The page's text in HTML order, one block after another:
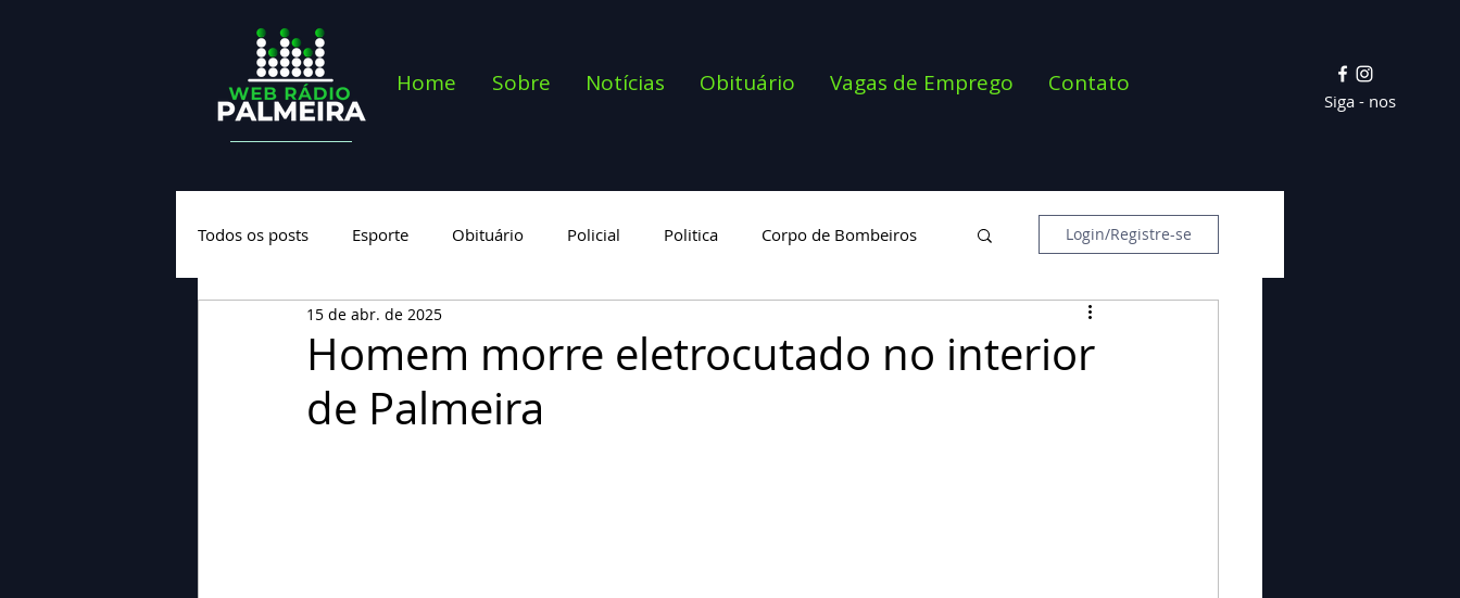
Home Sobre Notícias Obituário Vagas de Emprego Contato
Siga - nos
Todos os posts Esporte Obituário Policial Politica Corpo de Bombeiros
Geral Nova categoria
Login/Registre-se
Homem morre eletrocutado no interior
de Palmeira
15 de abr. de 2025